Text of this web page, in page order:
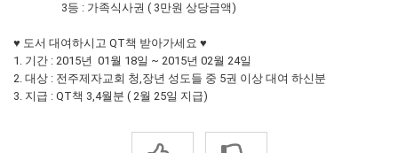
3등 : 가족식사권 ( 3만원 상당금액)
♥ 도서 대여하시고 QT책 받아가세요 ♥
1. 기간 : 2015년 01월 18일 ~ 2015년 02월 24일
2. 대상 : 전주제자교회 청,장년 성도들 중 5권 이상 대여 하신분
3. 지급 : QT책 3,4월분 ( 2월 25일 지급)